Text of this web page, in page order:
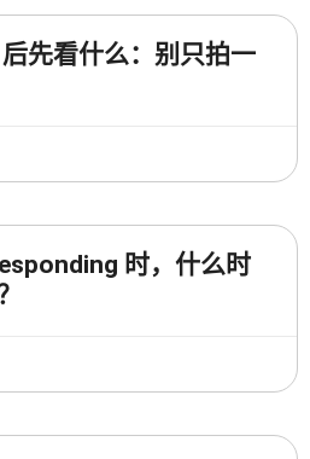
先看什么：别只拍一
时，什么时